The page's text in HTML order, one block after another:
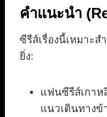
คำแนะนำ
ซีรีส์เรื่องนี้เหมาะ
ยิ่ง:
แฟนซีรีส์เกา
แนวเดินทางข้